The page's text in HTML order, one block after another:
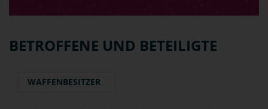
BETROFFENE UND BETEILIGTE
WAFFENBESITZER